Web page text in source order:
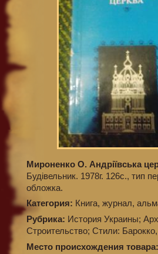
Мироненко О. Андріївська
Будівельник. 1978г. 126с., тип
обложка.
Категория: Книга, журнал,
Рубрика: История Украины;
Строительство; Стили:
Место происхождения товара: